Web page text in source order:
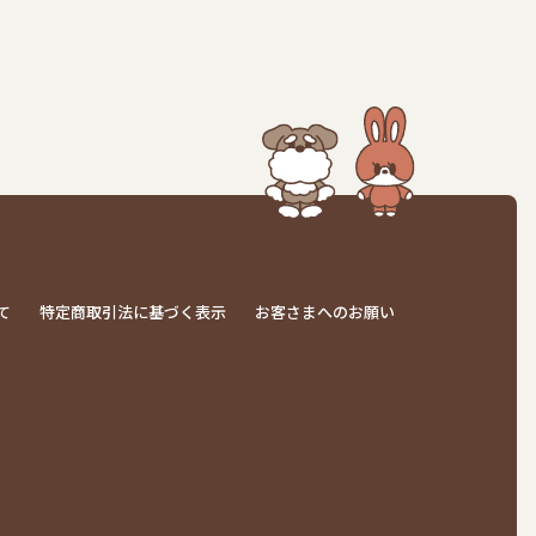
特定商取引法に基づく表示 お客さまへのお願い